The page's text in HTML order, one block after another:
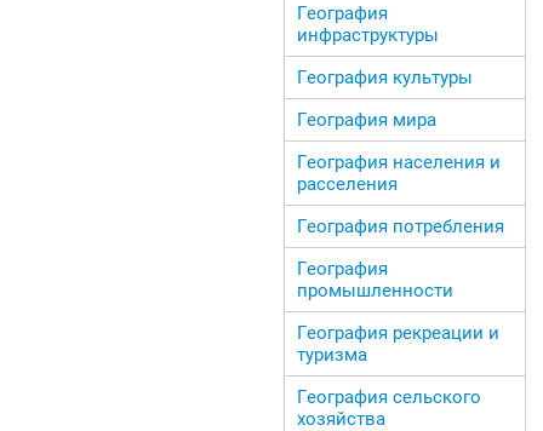
География
инфраструктуры
География культуры
География мира
География населения и
расселения
География потребления
География
промышленности
География рекреации и
туризма
География сельского
хозяйства